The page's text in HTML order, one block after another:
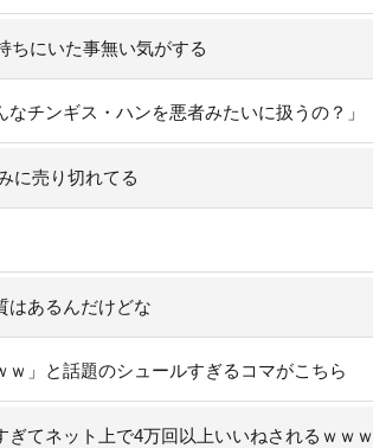
ちにいた事無い気がする
チンギス・ハンを悪者みたいに扱うの？」
に売り切れてる
はあるんだけどな
ｗ」と話題のシュールすぎるコマがこちら
ぎてネット上で4万回以上いいねされるｗｗｗ